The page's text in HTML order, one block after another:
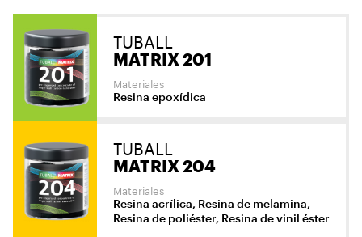
TUBALL
MATRIX 201
Materiales
Resina epoxídica
TUBALL
MATRIX 204
Materiales
Resina acrílica, Resina de melamina,
Resina de poliéster, Resina de vinil éster